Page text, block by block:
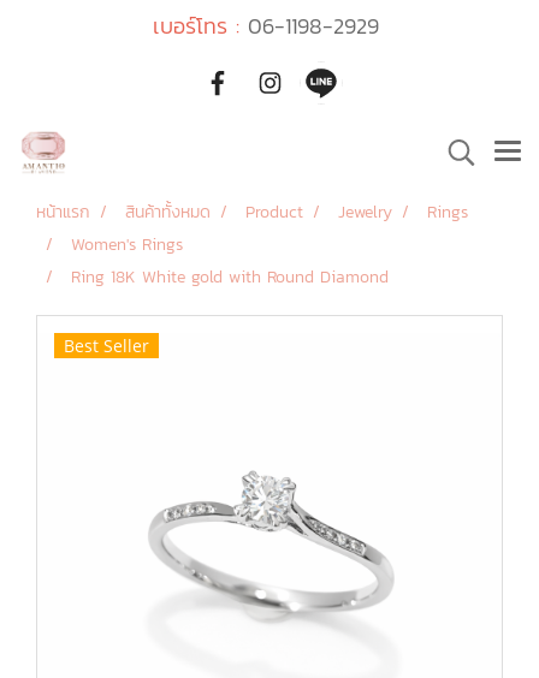
เบอร์โทร : 06-1198-2929
หน้าแรก สินค้าทั้งหมด Product Jewelry
Rings
Women's Rings
Ring 18K White gold with Round Diamond
Best Seller